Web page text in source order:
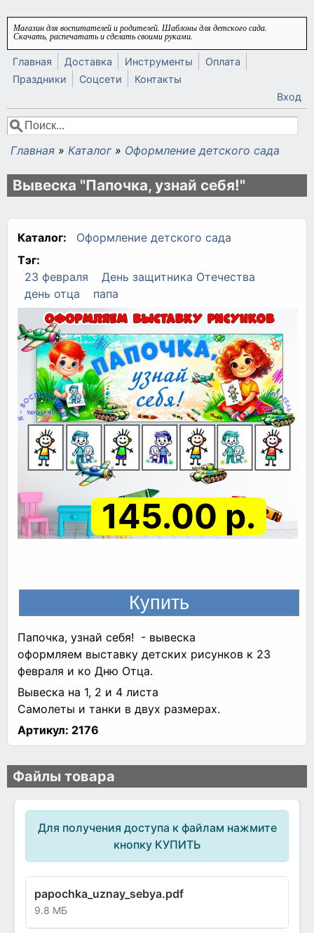
Перейти к основному содержанию
Магазин для воспитателей и родителей. Шаблоны для детского сада.
Скачать, распечатать и сделать своими руками.
Главная Доставка Инструменты
Оплата
Праздники
Соцсети
Контакты
Вход
Форма поиска
Поиск
Вы здесь
Главная » Каталог » Оформление детского сада
Вывеска "Папочка, узнай себя!"
Каталог:
Оформление детского сада
Тэг:
23 февраля
День защитника Отечества
день отца
папа
145.00 р.
Папочка, узнай себя! - вывеска
оформляем выставку детских рисунков к 23
февраля и ко Дню Отца.
Вывеска на 1, 2 и 4 листа
Самолеты и танки в двух размерах.
Артикул: 2176
Файлы товара
Для получения доступа к файлам нажмите
кнопку КУПИТЬ
papochka_uznay_sebya.pdf
9.8 МБ